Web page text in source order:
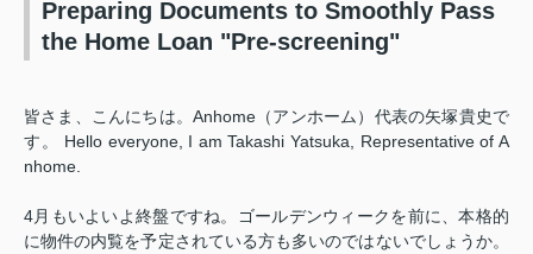
Preparing Documents to Smoothly Pass
the Home Loan "Pre-screening"
皆さま、こんにちは。Anhome（アンホーム）代表の矢塚貴史で
す。 Hello everyone, I am Takashi Yatsuka, Representative of A
nhome.
4月もいよいよ終盤ですね。ゴールデンウィークを前に、本格的
に物件の内覧を予定されている方も多いのではないでしょうか。